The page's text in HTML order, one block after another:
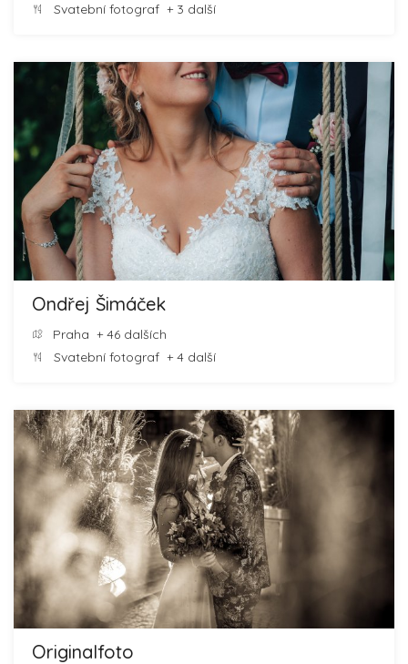
Svatební fotograf + 3 další
Ondřej Šimáček
Praha + 46 dalších
Svatební fotograf + 4 další
Originalfoto